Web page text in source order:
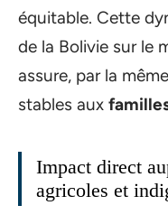
équitable. Cette
de la Bolivie sur le
assure, par la
stables aux
Impact direct
agricoles et